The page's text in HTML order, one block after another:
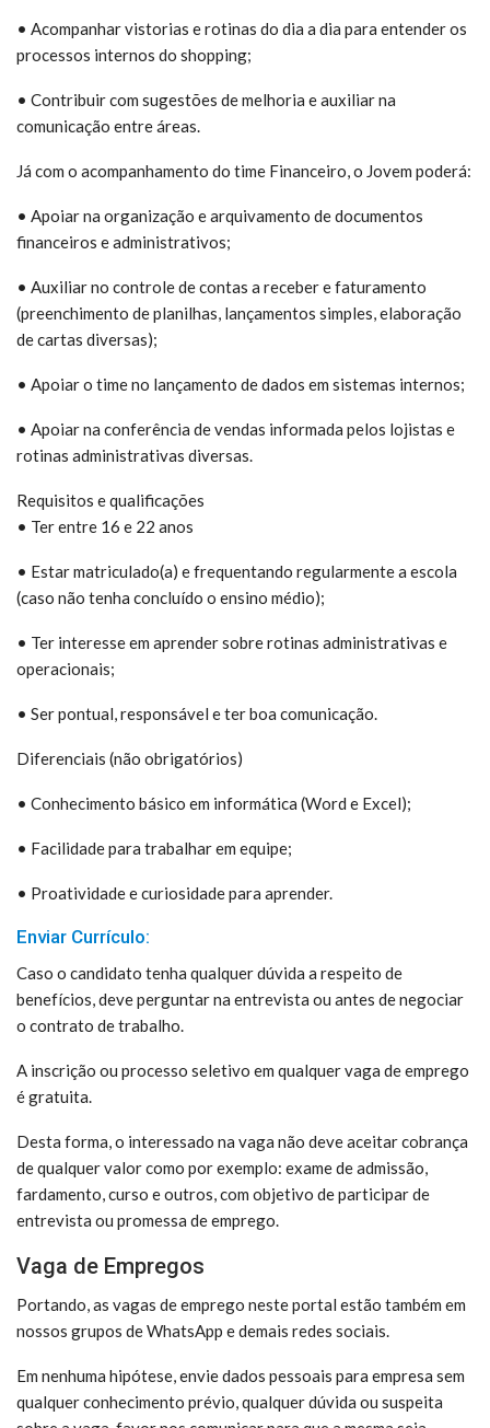
• Acompanhar vistorias e rotinas do dia a dia para entender os
processos internos do shopping;
• Contribuir com sugestões de melhoria e auxiliar na
comunicação entre áreas.
Já com o acompanhamento do time Financeiro, o Jovem poderá:
• Apoiar na organização e arquivamento de documentos
financeiros e administrativos;
• Auxiliar no controle de contas a receber e faturamento
(preenchimento de planilhas, lançamentos simples, elaboração
de cartas diversas);
• Apoiar o time no lançamento de dados em sistemas internos;
• Apoiar na conferência de vendas informada pelos lojistas e
rotinas administrativas diversas.
Requisitos e qualificações
• Ter entre 16 e 22 anos
• Estar matriculado(a) e frequentando regularmente a escola
(caso não tenha concluído o ensino médio);
• Ter interesse em aprender sobre rotinas administrativas e
operacionais;
• Ser pontual, responsável e ter boa comunicação.
Diferenciais (não obrigatórios)
• Conhecimento básico em informática (Word e Excel);
• Facilidade para trabalhar em equipe;
• Proatividade e curiosidade para aprender.
Enviar Currículo:
Caso o candidato tenha qualquer dúvida a respeito de
benefícios, deve perguntar na entrevista ou antes de negociar
o contrato de trabalho.
A inscrição ou processo seletivo em qualquer vaga de emprego
é gratuita.
Desta forma, o interessado na vaga não deve aceitar cobrança
de qualquer valor como por exemplo: exame de admissão,
fardamento, curso e outros, com objetivo de participar de
entrevista ou promessa de emprego.
Vaga de Empregos
Portando, as vagas de emprego neste portal estão também em
nossos grupos de WhatsApp e demais redes sociais.
Em nenhuma hipótese, envie dados pessoais para empresa sem
qualquer conhecimento prévio, qualquer dúvida ou suspeita